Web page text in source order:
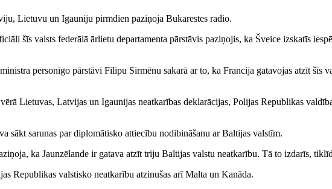
Lietuvu un Igauniju pirmdien paziņoja Bukarestes radio.
šīs valsts federālā ārlietu departamenta pārstāvis paziņojis, ka Šveice izskatīs
personīgo pārstāvi Filipu Sirmēnu sakarā ar to, ka Francija gatavojas atzīt šīs
Lietuvas, Latvijas un Igaunijas neatkarības deklarācijas, Polijas Republikas
sākt sarunas par diplomātisko attiecību nodibināšanu ar Baltijas valstīm.
ka Jaunzēlande ir gatava atzīt triju Baltijas valstu neatkarību. Tā to izdarīs,
Republikas valstisko neatkarību atzinušas arī Malta un Kanāda.